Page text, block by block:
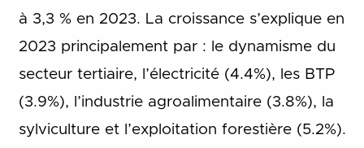
à 3,3 % en 2023. La croissance s’explique en
2023 principalement par : le dynamisme du
secteur tertiaire, l’électricité (4.4%), les BTP
(3.9%), l’industrie agroalimentaire (3.8%), la
sylviculture et l’exploitation forestière (5.2%).